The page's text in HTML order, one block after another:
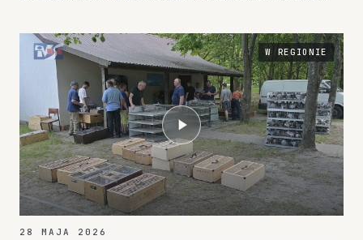
wodociągowego w sytuacjach kryzysowych. Dzięki współpracy
W REGIONIE
28 MAJA 2026